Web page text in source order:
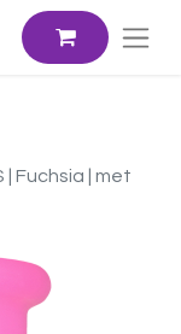
Fuchsia | met